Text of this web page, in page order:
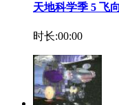
天地科学季 5 飞
时长:00:00